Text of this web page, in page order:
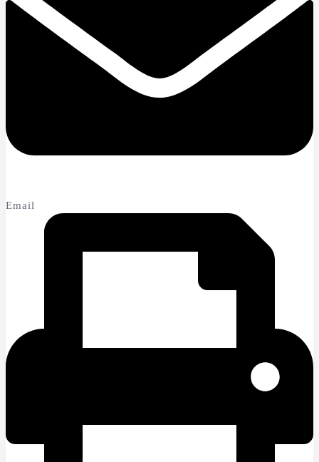
Email